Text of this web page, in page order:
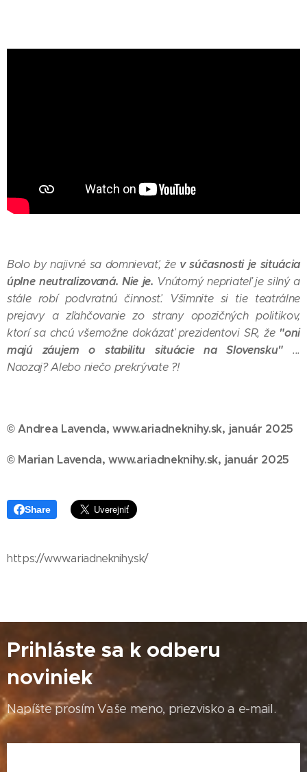
Bolo by najivné sa domnievať, že v súčasnosti je situácia
úplne neutralizovaná. Nie je. Vnútorný nepriateľ je silný a
stále robí podvratnú činnosť. Všimnite si tie teatrálne
prejavy a zľahčovanie zo strany opozičných politikov,
ktorí sa chcú všemožne dokázať prezidentovi SR, že "oni
majú záujem o stabilitu situácie na Slovensku" ...
Naozaj? Alebo niečo prekrývate ?!
© Andrea Lavenda, www.ariadneknihy.sk, január 2025
© Marian Lavenda, www.ariadneknihy.sk, január 2025
Share
https://www.ariadneknihy.sk/
Prihláste sa k odberu
noviniek
Napíšte prosím Vaše meno, priezvisko a e-mail.